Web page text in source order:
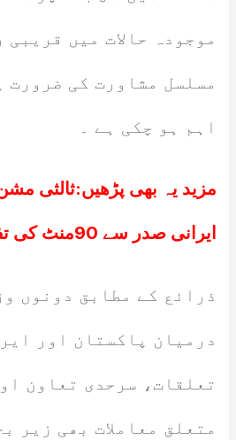
موجودہ حالات میں قریبی
مسلسل مشاورت کی ضرورت
اہم ہو چکی ہے ۔
مزید یہ بھی پڑھیں:ثالثی
ایرانی صدر سے 90منٹ کی تفصیلی ملاقات
ذرائع کے مطابق دونوں
درمیان پاکستان اور
تعلقات، سرحدی تعاون
متعلق معاملات بھی زیر